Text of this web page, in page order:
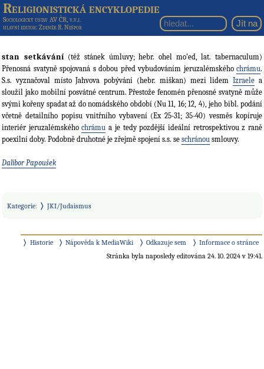
Religionistická encyklopedie
Sociologický ústav AV ČR, v.v.i.
hlavní editor: Zdeněk R. Nešpor
stan setkávání (též stánek úmluvy; hebr. ohel mo’ed, lat. tabernaculum)
Přenosná svatyně spojovaná s dobou před vybudováním jeruzalémského chrámu.
S.s. vyznačoval místo Jahvova pobývání (hebr. miškan) mezi lidemIzraele a
sloužil jako mobilní posvátné centrum. Přestože fenomén přenosné svatyně může
svými kořeny spadat až do nomádského období (Nu 11, 16; 12, 4), jeho bibl. podání
včetně detailního popisu vnitřního vybavení (Ex 25-31; 35-40) vesměs kopíruje
interiér jeruzalémskéhochrámu a je tedy pozdější ideální retrospektivou z raně
poexilní doby. Podobně druhotné je zřejmě spojení s.s. se schránou smlouvy.
Dalibor Papoušek
Kategorie: JKI/Judaismus
Historie Nápověda k MediaWiki Odkazuje sem
Informace o stránce
Stránka byla naposledy editována 24. 10. 2024 v 19:41.